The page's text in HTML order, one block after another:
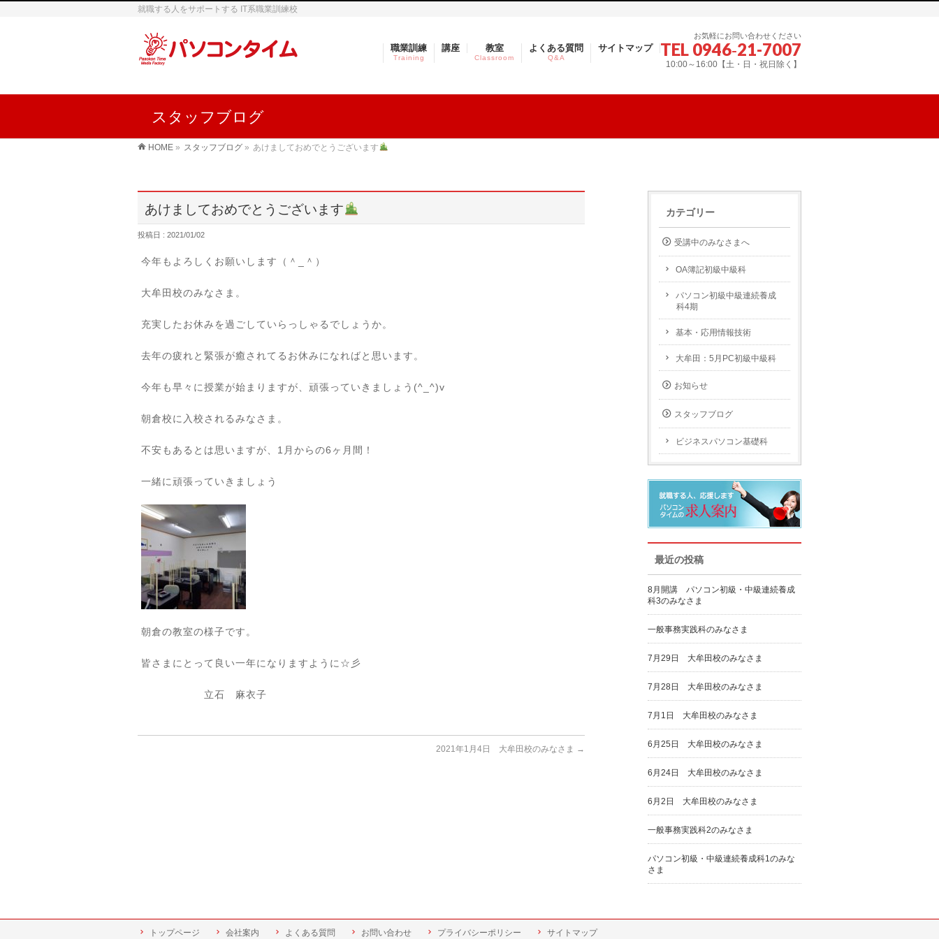
就職する人をサポートする IT系職業訓練校
お気軽にお問い合わせください
TEL 0946‐21-7007
10:00～16:00【土・日・祝日除く】
職業訓練
Training
講座 教室
Classroom
よくある質問
Q&A
サイトマップ
スタッフブログ
HOME » スタッフブログ » あけましておめでとうございます
あけましておめでとうございます
投稿日 : 2021/01/02
今年もよろしくお願いします（＾_＾）
大牟田校のみなさま。
充実したお休みを過ごしていらっしゃるでしょうか。
去年の疲れと緊張が癒されてるお休みになればと思います。
今年も早々に授業が始まりますが、頑張っていきましょう(^_^)v
朝倉校に入校されるみなさま。
不安もあるとは思いますが、1月からの6ヶ月間！
一緒に頑張っていきましょう
朝倉の教室の様子です。
皆さまにとって良い一年になりますように☆彡
立石 麻衣子
2021年1月4日 大牟田校のみなさま →
カテゴリー
受講中のみなさまへ
OA簿記初級中級科
パソコン初級中級連続養成
科4期
基本・応用情報技術
大牟田：5月PC初級中級科
お知らせ
スタッフブログ
ビジネスパソコン基礎科
最近の投稿
8月開講 パソコン初級・中級連続養成
科3のみなさま
一般事務実践科のみなさま
7月29日 大牟田校のみなさま
7月28日 大牟田校のみなさま
7月1日 大牟田校のみなさま
6月25日 大牟田校のみなさま
6月24日 大牟田校のみなさま
6月2日 大牟田校のみなさま
一般事務実践科2のみなさま
パソコン初級・中級連続養成科1のみな
さま
トップページ 会社案内 よくある質問 お問い合わせ プライバシーポリシー サイトマップ